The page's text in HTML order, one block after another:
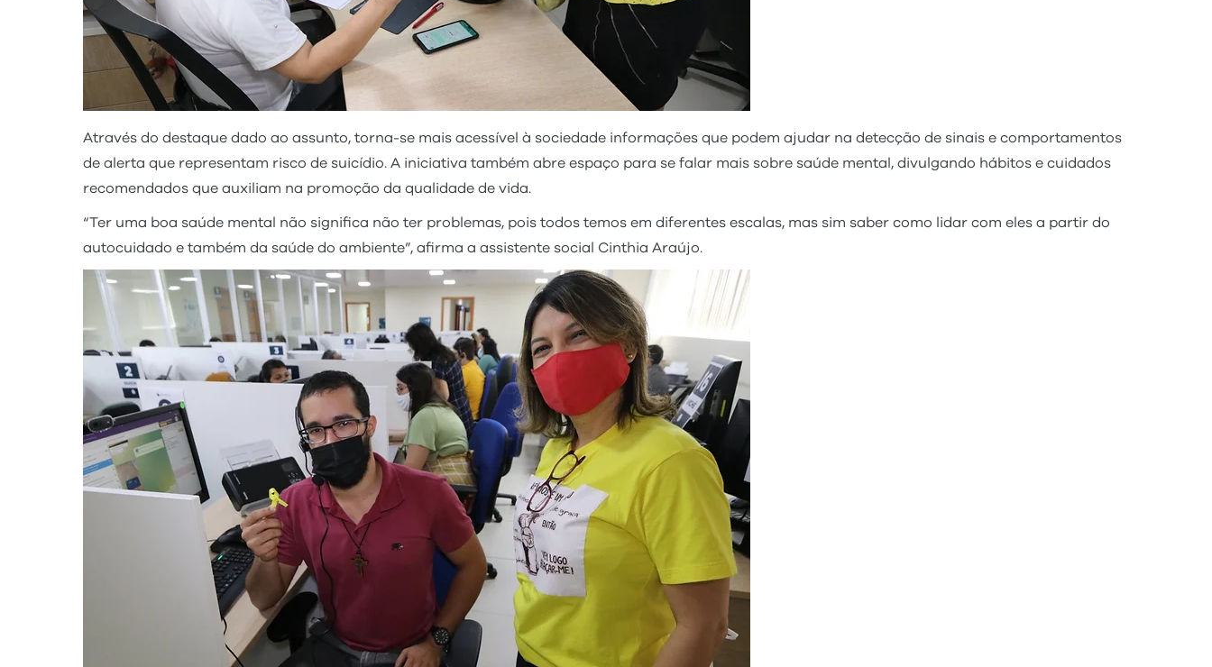
Através do destaque dado ao assunto, torna-se mais acessível à sociedade informações que podem ajudar na detecção de sinais e comportamentos
de alerta que representam risco de suicídio. A iniciativa também abre espaço para se falar mais sobre saúde mental, divulgando hábitos e cuidados
recomendados que auxiliam na promoção da qualidade de vida.
“Ter uma boa saúde mental não significa não ter problemas, pois todos temos em diferentes escalas, mas sim saber como lidar com eles a partir do
autocuidado e também da saúde do ambiente”, afirma a assistente social Cinthia Araújo.